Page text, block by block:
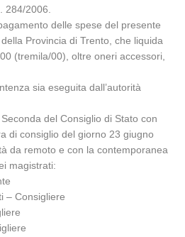
284/2006.
delle spese del presente
Provincia di Trento, che liquida
(tremila/00), oltre oneri accessori,
sia eseguita dall’autorità
del Consiglio di Stato con
di consiglio del giorno 23 giugno
da remoto e con la contemporanea
magistrati:
– Consigliere